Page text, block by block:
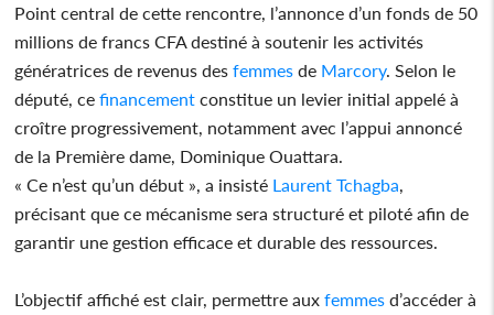
Point central de cette rencontre, l’annonce d’un fonds de 50
millions de francs CFA destiné à soutenir les activités
génératrices de revenus des femmes de Marcory. Selon le
député, ce financement constitue un levier initial appelé à
croître progressivement, notamment avec l’appui annoncé
de la Première dame, Dominique Ouattara.
« Ce n’est qu’un début », a insisté Laurent Tchagba
précisant que ce mécanisme sera structuré et piloté afin de
garantir une gestion efficace et durable des ressources.
L’objectif affiché est clair, permettre aux femmes d’accéder à